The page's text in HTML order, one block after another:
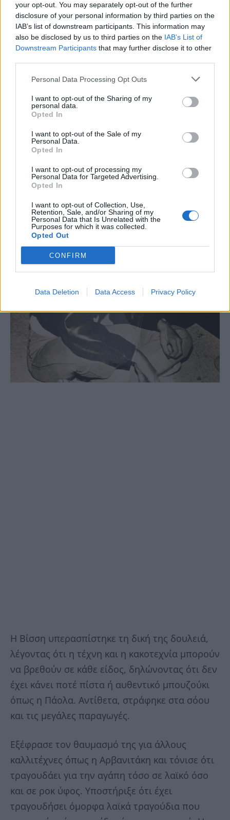
your opt-out. You may separately opt-out of the further
disclosure of your personal information by third parties on the
IAB’s list of downstream participants. This information may
also be disclosed by us to third parties on the IAB’s List of
Downstream Participants that may further disclose it to other
Personal Data Processing Opt Outs
I want to opt-out of the Sharing of my
personal data.
Opted In
I want to opt-out of the Sale of my
Personal Data.
Opted In
I want to opt-out of processing my
Personal Data for Targeted Advertising.
Opted In
I want to opt-out of Collection, Use,
Retention, Sale, and/or Sharing of my
Personal Data that Is Unrelated with the
Purposes for which it was collected.
Opted Out
CONFIRM
Data Deletion Data Access Privacy Policy
Είπε χαρακτηριστικά: «Δεν νομίζω ότι ο
ότι δεν έχει τις καλύτερες αναμνήσεις από τη
σχέση της με τον Γιώργο. Τον κατηγόρησε
μάλιστα ότι έκανε συνεργασία με έναν άλλο
καλλιτέχνη, τον Ρέμο, μόνο για τα χρήματα.
Η Βίσση υπερασπίστηκε τη δική της δουλειά,
λέγοντας ότι η τέχνη και η κακοτεχνία μπορούν
να βρεθούν σε κάθε είδος, δηλώνοντας ότι δεν
έχει κάνει ποτέ πίστα ή αυθεντικό μπουζούκι
όπως η Πάολα. Αντίθετα, στράφηκε στα σόου
και τις μεγάλες παραγωγές.
Εξέφρασε τον θαυμασμό της για άλλους
καλλιτέχνες όπως η Αρβανιτάκη και τόνισε ότι
τραγουδάει για την αγάπη τόσο σε λαϊκό όσο
και σε ροκ ύφος. Υποστήριξε ότι έχει
τραγουδήσει όμορφα λαϊκά τραγούδια που